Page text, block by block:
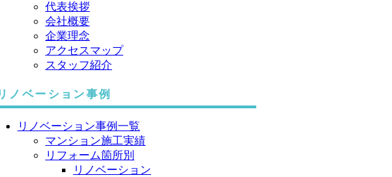
代表挨拶
会社概要
企業理念
アクセスマップ
スタッフ紹介
ノベーション事例
リノベーション事例一覧
マンション施工実績
リフォーム箇所別
リノベーション